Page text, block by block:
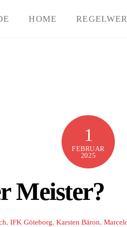
HOME
1
FEBRUAR
2025
Meister?
, IFK Göteborg, Karsten Bäron,